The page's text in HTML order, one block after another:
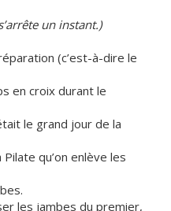
un instant.)
(c’est-à-dire le
en croix durant le
le grand jour de la
qu’on enlève les
les jambes du premier,